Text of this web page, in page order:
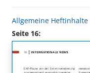
Allgemeine Heftinhalte
Seite 16: